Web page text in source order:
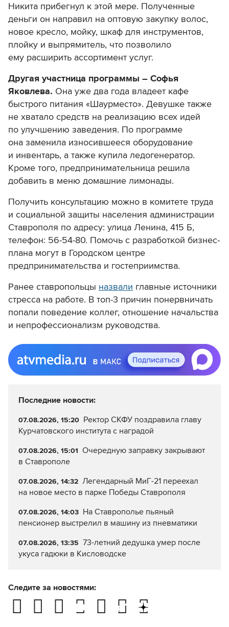
Никита прибегнул к этой мере. Полученные
деньги он направил на оптовую закупку волос,
новое кресло, мойку, шкаф для инструментов,
плойку и выпрямитель, что позволило
ему расширить ассортимент услуг.
Другая участница программы – Софья
Яковлева. Она уже два года владеет кафе
быстрого питания «Шаурместо». Девушке также
не хватало средств на реализацию всех идей
по улучшению заведения. По программе
она заменила износившееся оборудование
и инвентарь, а также купила ледогенератор.
Кроме того, предпринимательница решила
добавить в меню домашние лимонады.
Получить консультацию можно в комитете труда
и социальной защиты населения администрации
Ставрополя по адресу: улица Ленина, 415 Б,
телефон: 56-54-80. Помочь с разработкой бизнес-
плана могут в Городском центре
предпринимательства и гостеприимства.
Ранее ставропольцы назвали главные источники
стресса на работе. В топ-3 причин понервничать
попали поведение коллег, отношение начальства
и непрофессионализм руководства.
Последние новости:
07.08.2026, 15:20 Ректор СКФУ поздравила главу
Курчатовского института с наградой
07.08.2026, 15:01 Очередную заправку закрывают
в Ставрополе
07.08.2026, 14:32 Легендарный МиГ-21 переехал
на новое место в парке Победы Ставрополя
07.08.2026, 14:03 На Ставрополье пьяный
пенсионер выстрелил в машину из пневматики
07.08.2026, 13:35 73-летний дедушка умер после
укуса гадюки в Кисловодске
Следите за новостями: